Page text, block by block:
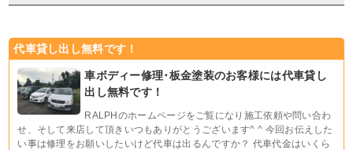
代車貸し出し無料です！
車ボディー修理･板金塗装のお客様には代車貸し
出し無料です！
RALPHのホームページをご覧になり施工依頼や問い合わ
せ、そして来店して頂きいつもありがとうございます^ ^ 今回お伝えした
い事は修理をお願いしたいけど代車は出るんですか？ 代車代金はいくら